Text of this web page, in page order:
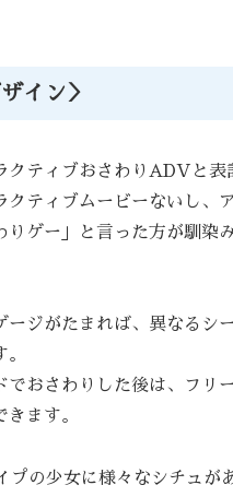
イン＞
クティブおさわりADVと表
クティブムービーないし、
りゲー」と言った方が馴染
ージがたまれば、異なるシ
でおさわりした後は、フリ
ます。
プの少女に様々なシチュが